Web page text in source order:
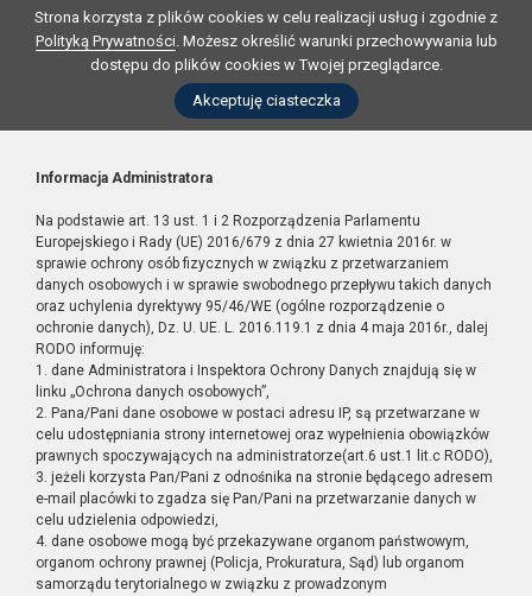
Strona korzysta z plików cookies w celu realizacji usług i zgodnie z
Polityką Prywatności. Możesz określić warunki przechowywania lub
dostępu do plików cookies w Twojej przeglądarce.
Akceptuję ciasteczka
Informacja Administratora
Na podstawie art. 13 ust. 1 i 2 Rozporządzenia Parlamentu
Europejskiego i Rady (UE) 2016/679 z dnia 27 kwietnia 2016r. w
sprawie ochrony osób fizycznych w związku z przetwarzaniem
danych osobowych i w sprawie swobodnego przepływu takich danych
oraz uchylenia dyrektywy 95/46/WE (ogólne rozporządzenie o
ochronie danych), Dz. U. UE. L. 2016.119.1 z dnia 4 maja 2016r., dalej
RODO informuję:
1. dane Administratora i Inspektora Ochrony Danych znajdują się w
linku „Ochrona danych osobowych”,
2. Pana/Pani dane osobowe w postaci adresu IP, są przetwarzane w
celu udostępniania strony internetowej oraz wypełnienia obowiązków
prawnych spoczywających na administratorze(art.6 ust.1 lit.c RODO),
3. jeżeli korzysta Pan/Pani z odnośnika na stronie będącego adresem
e-mail placówki to zgadza się Pan/Pani na przetwarzanie danych w
celu udzielenia odpowiedzi,
4. dane osobowe mogą być przekazywane organom państwowym,
organom ochrony prawnej (Policja, Prokuratura, Sąd) lub organom
samorządu terytorialnego w związku z prowadzonym